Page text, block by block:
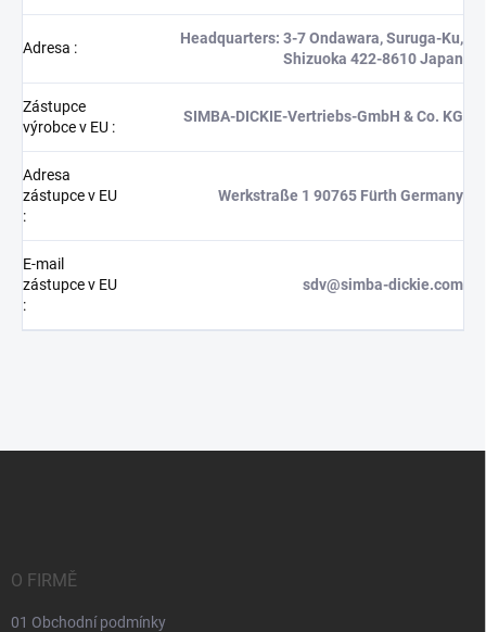
Adresa :
Headquarters: 3-7 Ondawara, Suruga-Ku,
Shizuoka 422-8610 Japan
Zástupce
výrobce v EU :
SIMBA-DICKIE-Vertriebs-GmbH & Co. KG
Adresa
zástupce v EU
:
Werkstraße 1 90765 Fürth Germany
E-mail
zástupce v EU
:
sdv@simba-dickie.com
O FIRMĚ
01 Obchodní podmínky